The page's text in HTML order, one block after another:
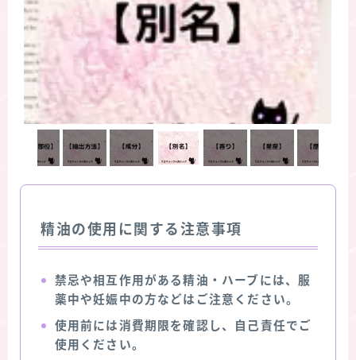
精油の使用に関する注意事項
禁忌や相互作用がある精油・ハーブには、服
薬中や妊娠中の方などはご注意ください。
使用前には消費期限を確認し、自己責任でご
使用ください。